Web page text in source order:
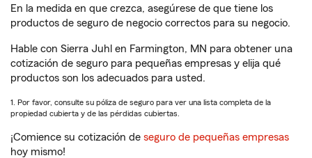
En la medida en que crezca, asegúrese de que tiene los
productos de seguro de negocio correctos para su negocio.
Hable con Sierra Juhl en Farmington, MN para obtener una
cotización de seguro para pequeñas empresas y elija qué
productos son los adecuados para usted.
1. Por favor, consulte su póliza de seguro para ver una lista completa de la
propiedad cubierta y de las pérdidas cubiertas.
¡Comience su cotización de seguro de pequeñas empresas
hoy mismo!